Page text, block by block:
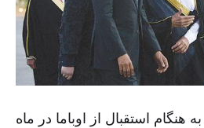
هنگام استقبال از اوباما در ماه